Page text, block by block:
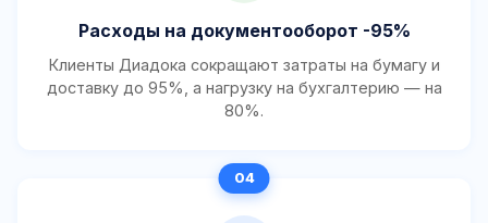
Расходы на документооборот -95%
Клиенты Диадока сокращают затраты на бумагу и
доставку до 95%, а нагрузку на бухгалтерию — на
80%.